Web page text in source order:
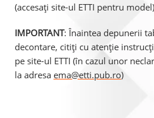
(accesați site-ul ETTI pentru
IMPORTANT: Înaintea depunerii
decontare, citiți cu atenție
pe site-ul ETTI (în cazul unor
la adresa ema@etti.pub.ro)